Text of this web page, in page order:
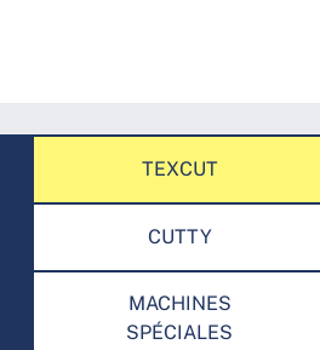
TEXCUT
CUTTY
MACHINES
SPÉCIALES